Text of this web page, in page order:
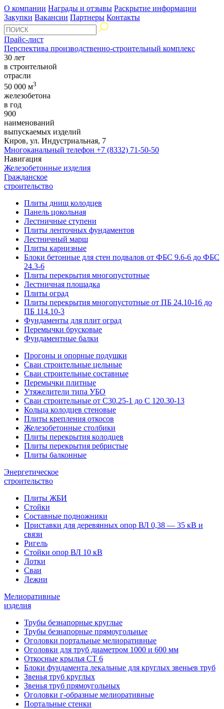
О компании Награды и отзывы Раскрытие информации
Закупки Вакансии Партнеры Контакты
Прайс-лист
Перспектива производственно-строительный комплекс
30 лет
в строительной
отрасли
50 000 м3
железобетона
в год
900
наименований
выпускаемых изделий
Киров, ул. Индустриальная, 7
Многоканальный телефон +7 (8332) 71-50-50
Навигация
Железобетонные изделия
Гражданское
строительство
Плиты днищ колодцев
Панель цокольная
Лестничные ступени
Плиты ленточных фундаментов
Лестничный марш
Плиты карнизные
Блоки бетонные для стен подвалов от ФБС 9.6-6 до ФБС
24.3-6
Плиты перекрытия многопустотные
Лестничная площадка
Плиты оград
Плиты перекрытия многопустотные от ПБ 24.10-16 до
ПБ 114.10-3
Фундаменты для плит оград
Перемычки брусковые
Фундаментные балки
Прогоны и опорные подушки
Сваи строительные цельные
Сваи строительные составные
Перемычки плитные
Утяжелители типа УБО
Сваи строительные от С30.25-1 до С 120.30-13
Кольца колодцев стеновые
Плиты крепления откосов
Железобетонные столбики
Плиты перекрытия колодцев
Плиты перекрытия ребристые
Плиты балконные
Энергетическое
строительство
Плиты ЖБИ
Стойки
Составные подножники
Приставки для деревянных опор ВЛ 0,38 — 35 кВ и
связи
Ригель
Стойки опор ВЛ 10 кВ
Лотки
Сваи
Лежни
Мелиоративные
изделия
Трубы безнапорные круглые
Трубы безнапорные прямоугольные
Оголовки портальные мелиоративные
Оголовки для труб диаметром 1000 и 600 мм
Откосные крылья СТ 6
Блоки фундамента лекальные для круглых звеньев труб
Звенья труб круглых
Звенья труб прямоугольных
Оголовки г-образные мелиоративные
Портальные стенки